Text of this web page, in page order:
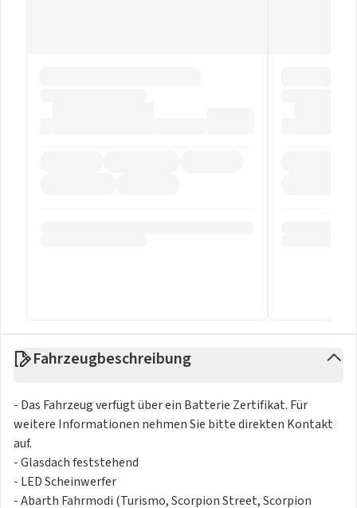
Fahrzeugbeschreibung
- Das Fahrzeug verfügt über ein Batterie Zertifikat. Für
weitere Informationen nehmen Sie bitte direkten Kontakt
auf.
- Glasdach feststehend
- LED Scheinwerfer
- Abarth Fahrmodi (Turismo, Scorpion Street, Scorpion